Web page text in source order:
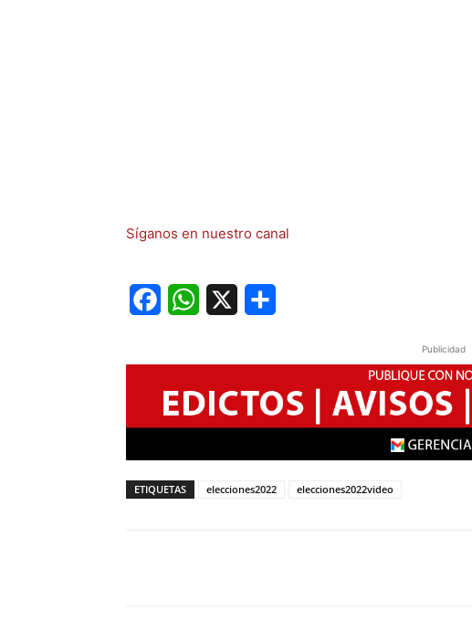
Síganos en nuestro canal
FacebookWhatsApp
Publicidad
ETIQUETAS elecciones2022 elecciones2022video